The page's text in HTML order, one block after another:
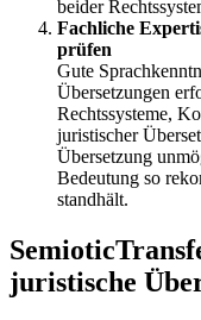
beider
Fachliche
prüfen
Gute
Übersetzungen
Rechtssysteme,
juristischer
Übersetzung
Bedeutung so
standhält.
juristische